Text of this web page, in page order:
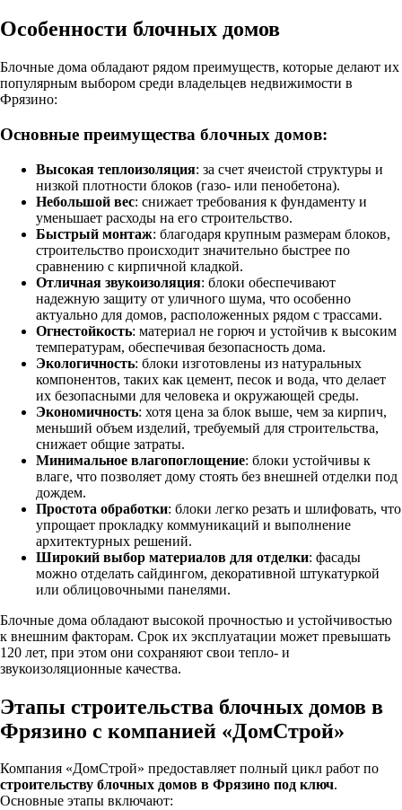
Особенности блочных домов
Блочные дома обладают рядом преимуществ, которые делают их
популярным выбором среди владельцев недвижимости в
Фрязино:
Основные преимущества блочных домов:
Высокая теплоизоляция: за счет ячеистой структуры и
низкой плотности блоков (газо- или пенобетона).
Небольшой вес: снижает требования к фундаменту и
уменьшает расходы на его строительство.
Быстрый монтаж: благодаря крупным размерам блоков,
строительство происходит значительно быстрее по
сравнению с кирпичной кладкой.
Отличная звукоизоляция: блоки обеспечивают
надежную защиту от уличного шума, что особенно
актуально для домов, расположенных рядом с трассами.
Огнестойкость: материал не горюч и устойчив к высоким
температурам, обеспечивая безопасность дома.
Экологичность: блоки изготовлены из натуральных
компонентов, таких как цемент, песок и вода, что делает
их безопасными для человека и окружающей среды.
Экономичность: хотя цена за блок выше, чем за кирпич,
меньший объем изделий, требуемый для строительства,
снижает общие затраты.
Минимальное влагопоглощение: блоки устойчивы к
влаге, что позволяет дому стоять без внешней отделки под
дождем.
Простота обработки: блоки легко резать и шлифовать, что
упрощает прокладку коммуникаций и выполнение
архитектурных решений.
Широкий выбор материалов для отделки: фасады
можно отделать сайдингом, декоративной штукатуркой
или облицовочными панелями.
Блочные дома обладают высокой прочностью и устойчивостью
к внешним факторам. Срок их эксплуатации может превышать
120 лет, при этом они сохраняют свои тепло- и
звукоизоляционные качества.
Этапы строительства блочных домов в
Фрязино с компанией «ДомСтрой»
Компания «ДомСтрой» предоставляет полный цикл работ по
строительству блочных домов в Фрязино под ключ.
Основные этапы включают: